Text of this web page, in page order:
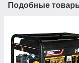
Подобные